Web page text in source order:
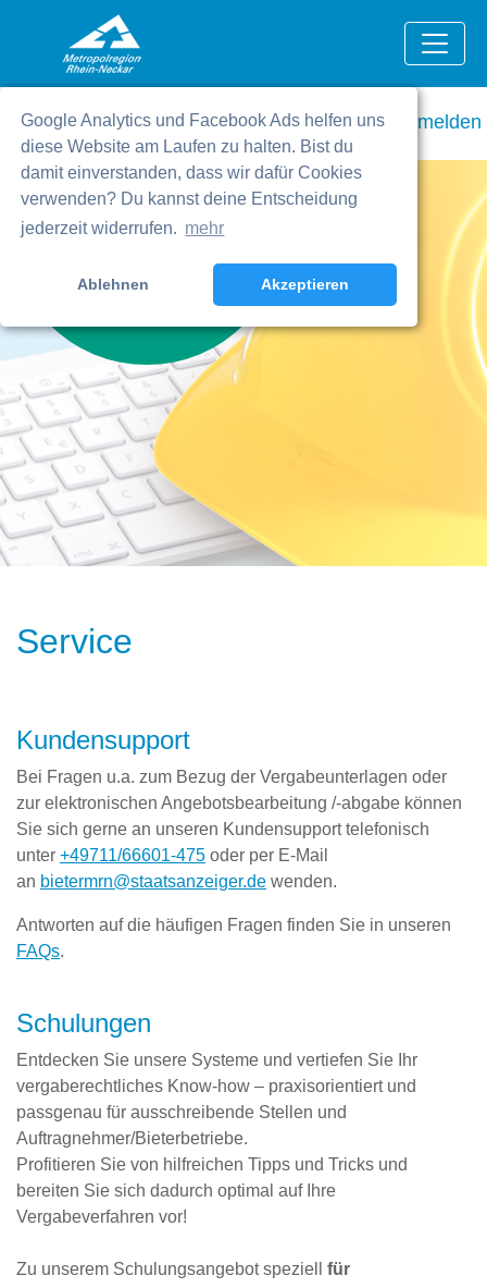
Google Analytics und Facebook Ads helfen uns
diese Website am Laufen zu halten. Bist du
damit einverstanden, dass wir dafür Cookies
verwenden? Du kannst deine Entscheidung
jederzeit widerrufen. mehr
Ablehnen Akzeptieren
Per
Mausklick
zum Auftrag
Ausschreibungen der Region
Kontakt Registrieren Anmelden
Service
Kundensupport
Bei Fragen u.a. zum Bezug der Vergabeunterlagen oder
zur elektronischen Angebotsbearbeitung /-abgabe können
Sie sich gerne an unseren Kundensupport telefonisch
unter +49711/66601-475 oder per E-Mail
an bietermrn@staatsanzeiger.de wenden.
Antworten auf die häufigen Fragen finden Sie in unseren
FAQs.
Schulungen
Entdecken Sie unsere Systeme und vertiefen Sie Ihr
vergaberechtliches Know-how – praxisorientiert und
passgenau für ausschreibende Stellen und
Auftragnehmer/Bieterbetriebe.
Profitieren Sie von hilfreichen Tipps und Tricks und
bereiten Sie sich dadurch optimal auf Ihre
Vergabeverfahren vor!
Zu unserem Schulungsangebot speziell für